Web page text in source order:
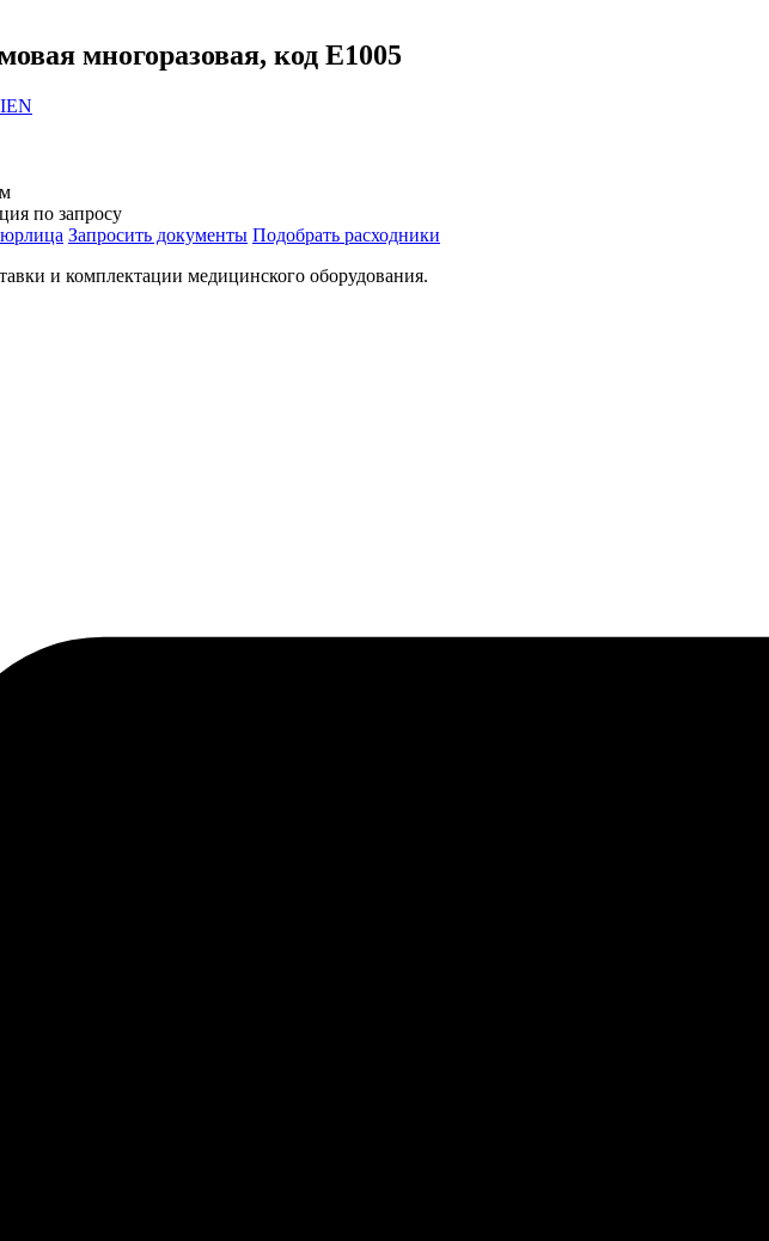
многоразовая, код Е1005
по запросу
Запросить документы Подобрать расходники
и комплектации медицинского оборудования.